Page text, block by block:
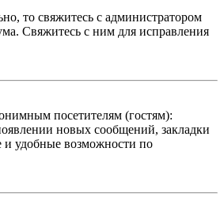
то свяжитесь с администратором
Свяжитесь с ним для исправления
посетителям (гостям):
новых сообщений, закладки
и удобные возможности по